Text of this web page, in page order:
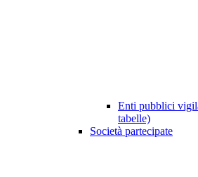
Enti pubblici
tabelle)
Società partecipate